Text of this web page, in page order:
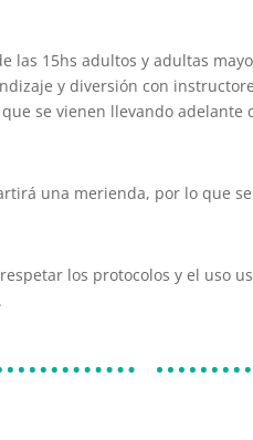
las 15hs adultos y adultas
y diversión con
se vienen llevando adelante
una merienda, por lo que
los protocolos y el uso